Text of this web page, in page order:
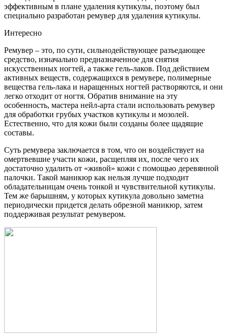
эффективным в плане удаления кутикулы, поэтому был
специально разработан ремувер для удаления кутикулы.
Интересно
Ремувер – это, по сути, сильнодействующее разъедающее
средство, изначально предназначенное для снятия
искусственных ногтей, а также гель-лаков. Под действием
активных веществ, содержащихся в ремувере, полимерные
вещества гель-лака и наращенных ногтей растворяются, и они
легко отходит от ногтя. Обратив внимание на эту
особенность, мастера нейл-арта стали использовать ремувер
для обработки грубых участков кутикулы и мозолей.
Естественно, что для кожи были созданы более щадящие
составы.
Суть ремувера заключается в том, что он воздействует на
омертвевшие участи кожи, расщепляя их, после чего их
достаточно удалить от «живой» кожи с помощью деревянной
палочки. Такой маникюр как нельзя лучше подходит
обладательницам очень тонкой и чувствительной кутикулы.
Тем же барышням, у которых кутикула довольно заметна
периодически придется делать обрезной маникюр, затем
поддерживая результат ремувером.